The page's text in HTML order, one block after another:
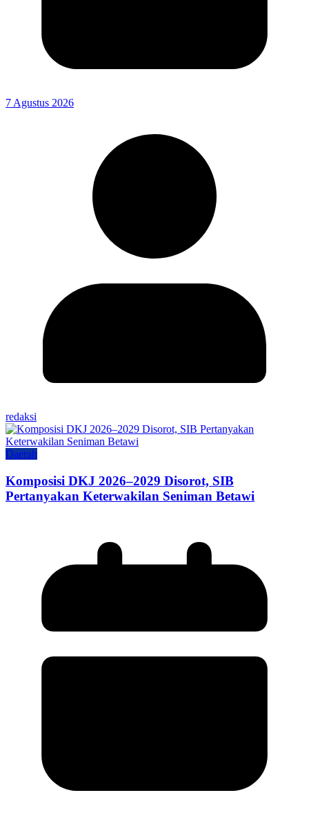
7 Agustus 2026
redaksi
Daerah
Komposisi DKJ 2026–2029 Disorot, SIB
Pertanyakan Keterwakilan Seniman Betawi